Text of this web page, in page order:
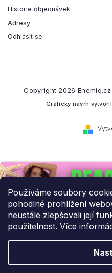
Používáme soubory
pohodlné prohlížení
neustále zlepšovali její
použitelnost. Více
Historie objednávek
Adresy
Odhlásit se
Copyright 2026 Enemiq.cz
Grafický návrh
Přihlaste
Budeme vám posílat